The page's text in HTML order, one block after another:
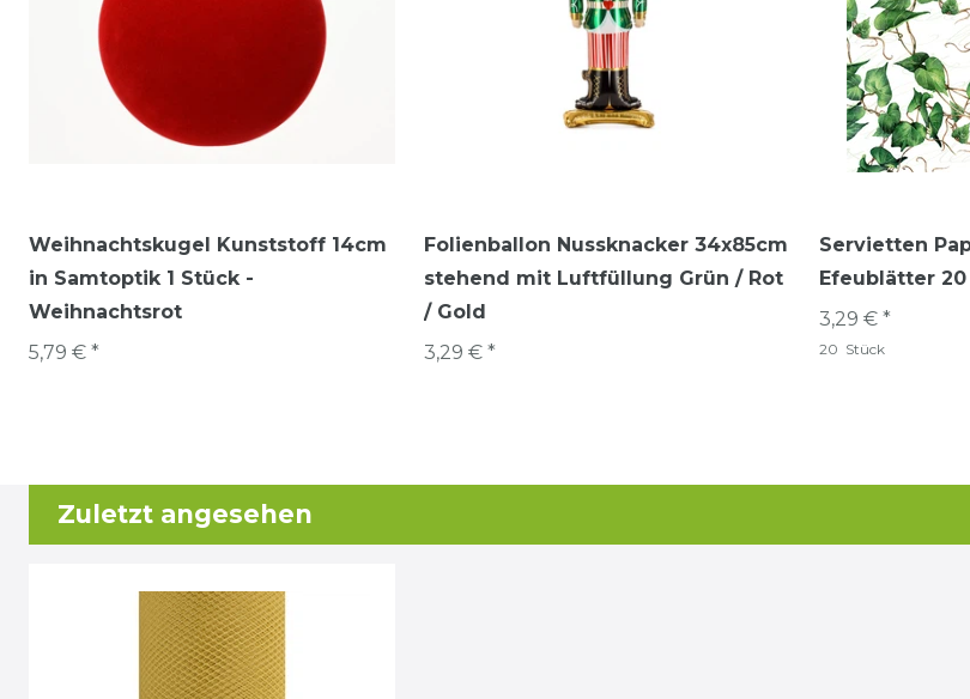
Weihnachtskugel Kunststoff 14cm
in Samtoptik 1 Stück -
Weihnachtsrot
5,79 € *
Folienballon Nussknacker 34x85cm
stehend mit Luftfüllung Grün / Rot
/ Gold
3,29 € *
Servietten
Efeublätter
3,29 € *
20 Stück
Zuletzt angesehen